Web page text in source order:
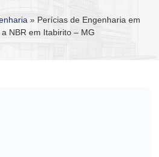
» Perícias de Engenharia em
NBR em Itabirito – MG